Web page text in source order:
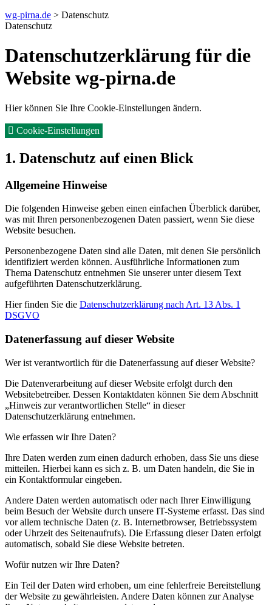
wg-pirna.de > Datenschutz
Datenschutz
Datenschutzerklärung für die
Website wg-pirna.de
Hier können Sie Ihre Cookie-Einstellungen ändern.
Cookie-Einstellungen
1. Datenschutz auf einen Blick
Allgemeine Hinweise
Die folgenden Hinweise geben einen einfachen Überblick darüber,
was mit Ihren personenbezogenen Daten passiert, wenn Sie diese
Website besuchen.
Personenbezogene Daten sind alle Daten, mit denen Sie persönlich
identifiziert werden können. Ausführliche Informationen zum
Thema Datenschutz entnehmen Sie unserer unter diesem Text
aufgeführten Datenschutzerklärung.
Hier finden Sie die Datenschutzerklärung nach Art. 13 Abs. 1
DSGVO
Datenerfassung auf dieser Website
Wer ist verantwortlich für die Datenerfassung auf dieser Website?
Die Datenverarbeitung auf dieser Website erfolgt durch den
Websitebetreiber. Dessen Kontaktdaten können Sie dem Abschnitt
„Hinweis zur verantwortlichen Stelle“ in dieser
Datenschutzerklärung entnehmen.
Wie erfassen wir Ihre Daten?
Ihre Daten werden zum einen dadurch erhoben, dass Sie uns diese
mitteilen. Hierbei kann es sich z. B. um Daten handeln, die Sie in
ein Kontaktformular eingeben.
Andere Daten werden automatisch oder nach Ihrer Einwilligung
beim Besuch der Website durch unsere IT-Systeme erfasst. Das sind
vor allem technische Daten (z. B. Internetbrowser, Betriebssystem
oder Uhrzeit des Seitenaufrufs). Die Erfassung dieser Daten erfolgt
automatisch, sobald Sie diese Website betreten.
Wofür nutzen wir Ihre Daten?
Ein Teil der Daten wird erhoben, um eine fehlerfreie Bereitstellung
der Website zu gewährleisten. Andere Daten können zur Analyse